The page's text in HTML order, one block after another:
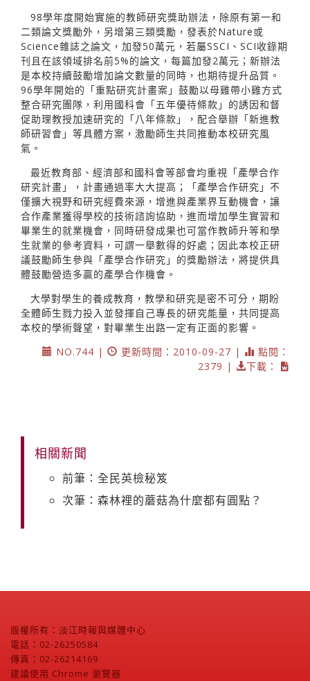
98學年度開始實施的教師研究獎助辦法，除原有第一和
二類論文獎勵外，另增第三類獎勵，發表於Nature或
Science雜誌之論文，加發50萬元，若屬SSCI、SCI收錄期
刊且在該領域排名前5%的論文，每篇加發2萬元；新辦法
是本校持續鼓勵增加論文數量的同時，也期待提升品質。
96學年開始的「重點研究計畫案」鼓勵以母雞帶小雞方式
整合研究團隊，利用國科會「五年優待條款」的誘因和督
促助理教授加速研究的「八年條款」，配合舉辦「新進教
師研習會」等具體方案，激勵師生共同推動本校研究風
氣。
最近教育部、經濟部和國科會等部會均重視「產學合作
研究計畫」，計畫通過率大大提高；「產學合作研究」不
僅擴大視野和研究經費來源，增進與產業界互動機會，讓
合作產業獲得學校的技術諮詢協助，進而增加學生實習和
畢業生的就業機會，同時研發成果也可當作教師升等和學
生就業的參考資料，可謂一舉數得的好處；因此本校正研
議鼓勵師生參與「產學合作研究」的獎勵辦法，將提供具
體鼓勵營造多贏的產學合作機會。
大學對學生的養成教育，教學和研究是密不可分，期盼
全體師生戮力投入並發揮自己專長的研究能量，共同提高
本校的學術聲望，對畢業生出路一定有正面的影響。
NO.744 |
更新時間：2010-09-27 |
點閱：
2379 |
下載：
相關新聞
前筆：全民英檢秘笈
次筆：森林裡的蘑菇為什麼都有圓點？
版權所有：淡江時報與媒體中心
電話：02-26250584
傳真：02-26214169
建議使用 Chrome 瀏覽器